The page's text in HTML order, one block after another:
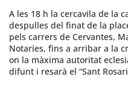
A les 18 h la cercavila de la
despulles del finat de la
pels carrers de Cervantes,
Notaries, fins a arribar a la
on la màxima autoritat
difunt i resarà el “Sant